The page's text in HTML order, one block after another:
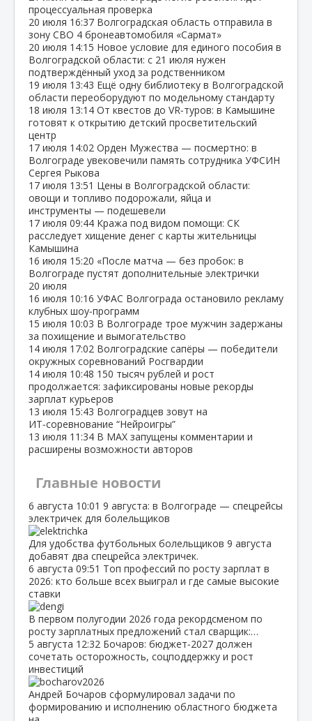
процессуальная проверка
20 июля 16:37 Волгоградская область отправила в
зону СВО 4 бронеавтомобиля «Сармат»
20 июля 14:15 Новое условие для единого пособия в
Волгоградской области: с 21 июля нужен
подтверждённый уход за родственником
19 июля 13:43 Ещё одну библиотеку в Волгоградской
области переоборудуют по модельному стандарту
18 июля 13:14 От квестов до VR‑туров: в Камышине
готовят к открытию детский просветительский
центр
17 июля 14:02 Орден Мужества — посмертно: в
Волгограде увековечили память сотрудника УФСИН
Сергея Рыкова
17 июля 13:51 Цены в Волгоградской области:
овощи и топливо подорожали, яйца и
инструменты — подешевели
17 июля 09:44 Кража под видом помощи: СК
расследует хищение денег с карты жительницы
Камышина
16 июля 15:20 «После матча — без пробок: в
Волгограде пустят дополнительные электрички
20 июля
16 июля 10:16 УФАС Волгограда остановило рекламу
клубных шоу‑программ
15 июля 10:03 В Волгограде трое мужчин задержаны
за похищение и вымогательство
14 июля 17:02 Волгоградские сапёры — победители
окружных соревнований Росгвардии
14 июля 10:48 150 тысяч рублей и рост
продолжается: зафиксированы новые рекорды
зарплат курьеров
13 июля 15:43 Волгоградцев зовут на
ИТ‑соревнование “Нейроигры”
13 июля 11:34 В МАХ запущены комментарии и
расширены возможности авторов
Главные новости
6 августа 10:01 9 августа: в Волгограде — спецрейсы
электричек для болельщиков
Для удобства футбольных болельщиков 9 августа
добавят два спецрейса электричек.
6 августа 09:51 Топ профессий по росту зарплат в
2026: кто больше всех выиграл и где самые высокие
ставки
В первом полугодии 2026 года рекордсменом по
росту зарплатных предложений стал сварщик:…
5 августа 12:32 Бочаров: бюджет‑2027 должен
сочетать осторожность, соцподдержку и рост
инвестиций
Андрей Бочаров сформулировал задачи по
формированию и исполнению областного бюджета